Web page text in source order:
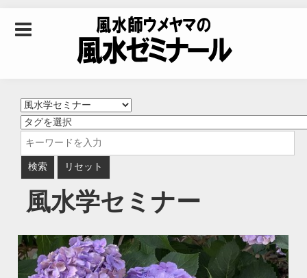
風水師ウメヤマの風
水ゼミナール｜風水
学・四柱推命学・易
学を合わせた立命講
座
風水学セミナー